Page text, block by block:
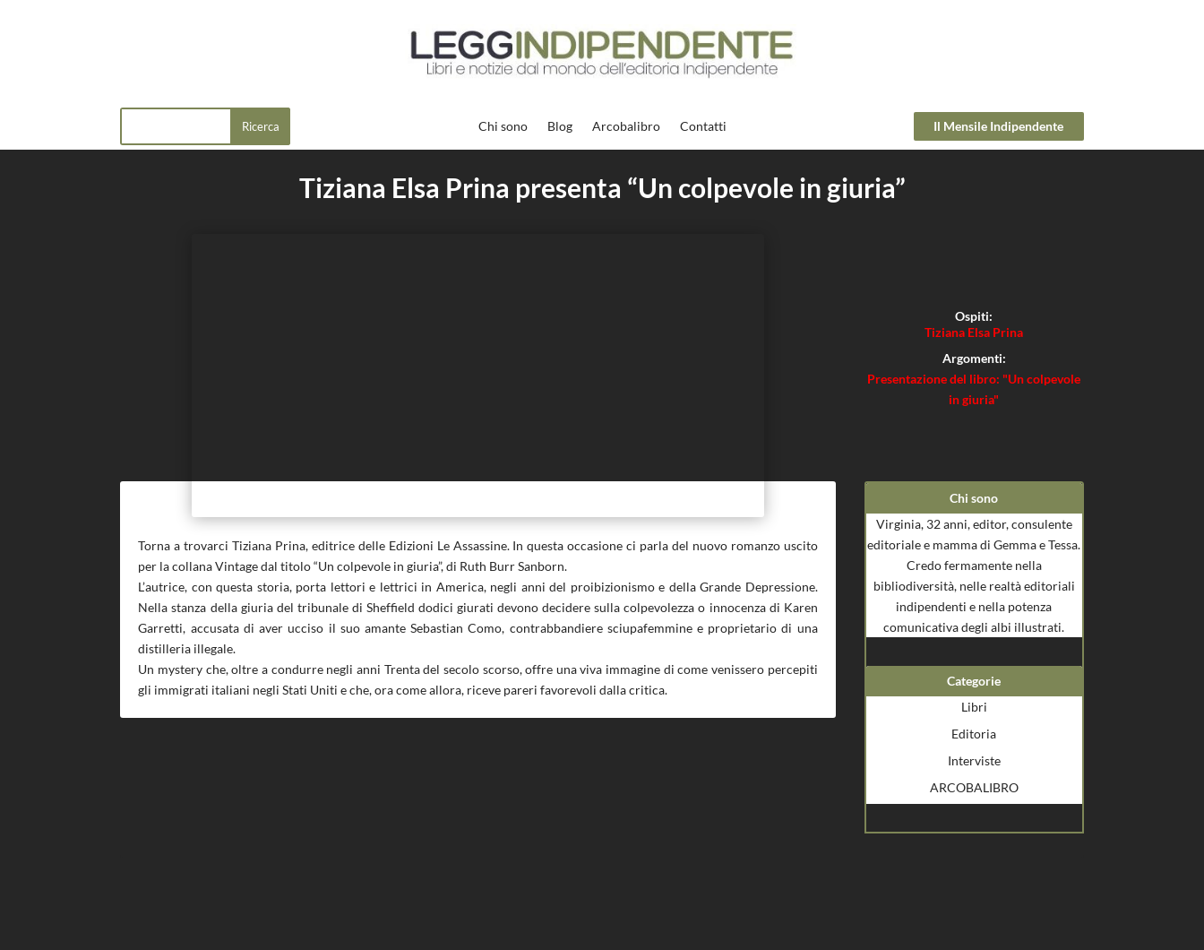
Chi sono Blog Arcobalibro Contatti Il Mensile Indipendente
Tiziana Elsa Prina presenta “Un colpevole in giuria”
Ospiti:
Tiziana Elsa Prina
Argomenti:
Presentazione del libro: "Un colpevole
in giuria"
Torna a trovarci Tiziana Prina, editrice delle Edizioni Le Assassine. In questa occasione ci parla del nuovo romanzo uscito
per la collana Vintage dal titolo “Un colpevole in giuria”, di Ruth Burr Sanborn.
L’autrice, con questa storia, porta lettori e lettrici in America, negli anni del proibizionismo e della Grande Depressione.
Nella stanza della giuria del tribunale di Sheffield dodici giurati devono decidere sulla colpevolezza o innocenza di Karen
Garretti, accusata di aver ucciso il suo amante Sebastian Como, contrabbandiere sciupafemmine e proprietario di una
distilleria illegale.
Un mystery che, oltre a condurre negli anni Trenta del secolo scorso, offre una viva immagine di come venissero percepiti
gli immigrati italiani negli Stati Uniti e che, ora come allora, riceve pareri favorevoli dalla critica.
Chi sono
Virginia, 32 anni, editor, consulente
editoriale e mamma di Gemma e Tessa.
Credo fermamente nella
bibliodiversità, nelle realtà editoriali
indipendenti e nella potenza
comunicativa degli albi illustrati.
Categorie
Libri
Editoria
Interviste
ARCOBALIBRO